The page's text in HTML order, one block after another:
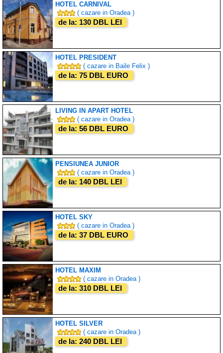
HOTEL CARNIVAL
( cazare in Oradea )
de la: 130 DBL LEI
HOTEL PRESIDENT
( cazare in Baile Felix )
de la: 75 DBL EURO
LIVING IN APART HOTEL
( cazare in Oradea )
de la: 56 DBL EURO
PENSIUNEA JUNIOR
( cazare in Oradea )
de la: 140 DBL LEI
HOTEL SKY
( cazare in Oradea )
de la: 37 DBL EURO
HOTEL MAXIM
( cazare in Oradea )
de la: 310 DBL LEI
HOTEL SILVER
( cazare in Oradea )
de la: 240 DBL LEI